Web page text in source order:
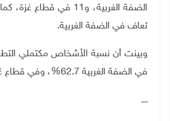
تعاف في الضفة الغربية.
وبينت أن نسبة الأشخاص مكتملي
في الضفة الغربية 62.7
% ، وفي قطاع غزة
ـــــ